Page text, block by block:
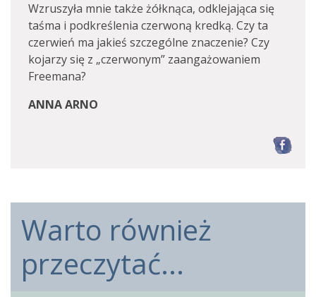
Wzruszyła mnie także żółknąca, odklejająca się
taśma i podkreślenia czerwoną kredką. Czy ta
czerwień ma jakieś szczególne znaczenie? Czy
kojarzy się z „czerwonym” zaangażowaniem
Freemana?
ANNA ARNO
Warto również
przeczytać...